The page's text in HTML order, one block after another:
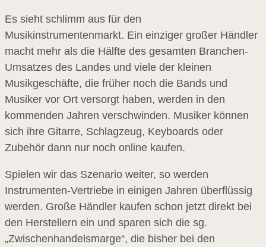
Es sieht schlimm aus für den
Musikinstrumentenmarkt. Ein einziger großer Händler
macht mehr als die Hälfte des gesamten Branchen-
Umsatzes des Landes und viele der kleinen
Musikgeschäfte, die früher noch die Bands und
Musiker vor Ort versorgt haben, werden in den
kommenden Jahren verschwinden. Musiker können
sich ihre Gitarre, Schlagzeug, Keyboards oder
Zubehör dann nur noch online kaufen.
Spielen wir das Szenario weiter, so werden
Instrumenten-Vertriebe in einigen Jahren überflüssig
werden. Große Händler kaufen schon jetzt direkt bei
den Herstellern ein und sparen sich die sg.
„Zwischenhandelsmarge“, die bisher bei den